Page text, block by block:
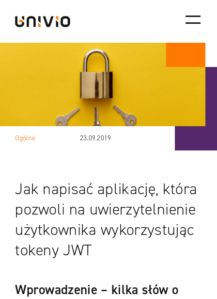
content
Ogólne 23.09.2019
Jak napisać aplikację, która
pozwoli na uwierzytelnienie
użytkownika wykorzystując
tokeny JWT
Wprowadzenie – kilka słów o